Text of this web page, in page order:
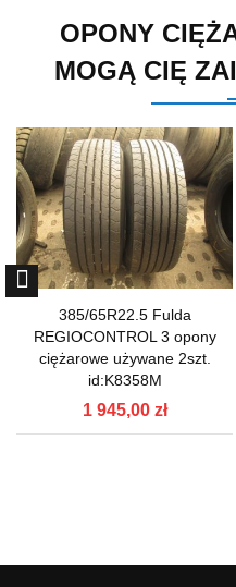
OPONY
MOGĄ CIĘ
385/65R22.5 Fulda
REGIOCONTROL 3 opony
ciężarowe używane 2szt.
id:K8358M
1 945,00 zł